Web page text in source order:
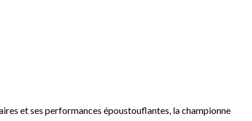
et ses performances époustouflantes, la championne